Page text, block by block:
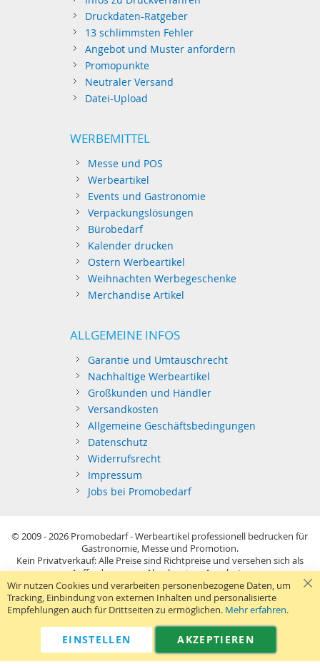
Druckdaten-Ratgeber
13 schlimmsten Fehler
Angebot und Muster anfordern
Promopunkte
Neutraler Versand
Datei-Upload
WERBEMITTEL
Messe und POS
Werbeartikel
Events und Gastronomie
Verpackungslösungen
Bürobedarf
Kalender drucken
Ostern Werbeartikel
Weihnachten Werbegeschenke
Merchandise Artikel
ALLGEMEINE INFOS
Garantie und Umtauschrecht
Nachhaltige Werbeartikel
Großkunden und Händler
Versandkosten
Allgemeine Geschäftsbedingungen
Datenschutz
Widerrufsrecht
Impressum
Jobs bei Promobedarf
© 2009 - 2026 Promobedarf - Werbeartikel professionell bedrucken für
Gastronomie, Messe und Promotion.
Kein Privatverkauf: Alle Preise sind Richtpreise und versehen sich als
Aufforderung zur Abgabe eines Angebots.
Sie richten sich nur an gewerblichen Bedarf (§14 BGB) im Sinne der
Preisangabenverordnung und verstehen sich netto zzgl. MwSt. USB-
Sticks: Tagespreise ggf. zzgl. Druckkosten und GEMA.
Telefon:040 38 63 12 40 Kontaktformular
Wir nutzen Cookies und verarbeiten personenbezogene Daten, um
Tracking, Einbindung von externen Inhalten und personalisierte
Empfehlungen auch für Drittseiten zu ermöglichen. Mehr erfahren.
AKZEPTIEREN
EINSTELLEN